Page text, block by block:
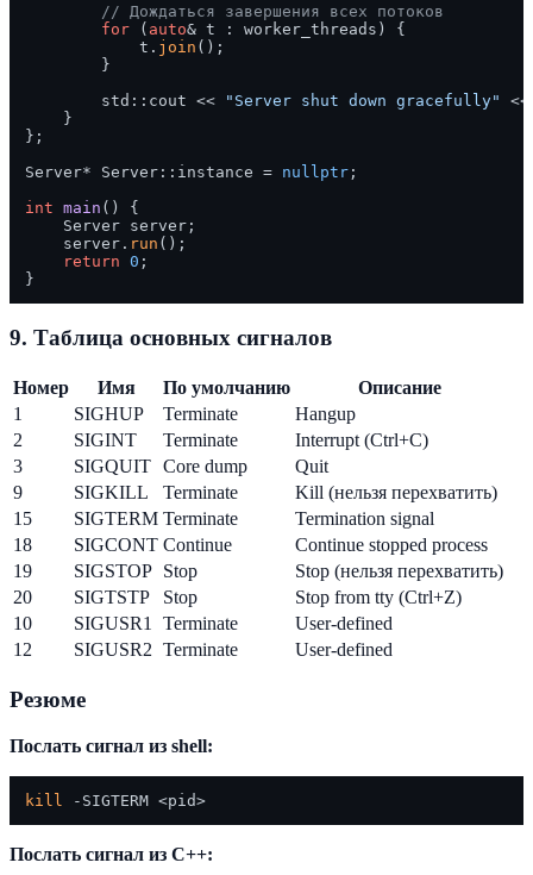
// Дождаться завершения всех потоков
for ( auto& t : worker_threads) {
            t.
join ();
        }
        std::cout <<
"Server shut down gracefully"
    }
};
Server* Server::instance = nullptr ;
int main ()
{
    Server server;
    server.
run ();
return 0 ;
9. Таблица основных сигналов
Номер Имя По умолчанию
Описание
1
SIGHUP Terminate
Hangup
2
SIGINT Terminate
Interrupt (Ctrl+C)
3
SIGQUIT Core dump
Quit
9
SIGKILL Terminate
Kill (нельзя перехватить)
15
SIGTERM Terminate
Termination signal
18
SIGCONT Continue
Continue stopped process
19
SIGSTOP Stop
Stop (нельзя перехватить)
20
SIGTSTP Stop
Stop from tty (Ctrl+Z)
10
SIGUSR1 Terminate
User-defined
12
SIGUSR2 Terminate User-defined
Резюме
Послать сигнал из shell:
kill
Послать сигнал из C++: